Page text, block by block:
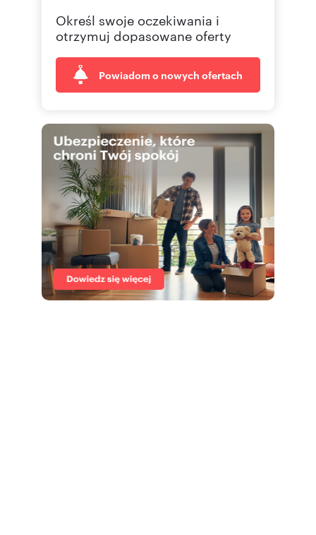
Określ swoje oczekiwania i
otrzymuj dopasowane oferty
Powiadom o nowych ofertach